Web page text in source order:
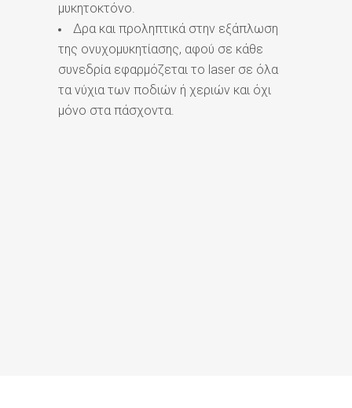
μυκητοκτόνο.
Δρα και προληπτικά στην εξάπλωση
της ονυχομυκητίασης, αφού σε κάθε
συνεδρία εφαρμόζεται το laser σε όλα
τα νύχια των ποδιών ή χεριών και όχι
μόνο στα πάσχοντα.